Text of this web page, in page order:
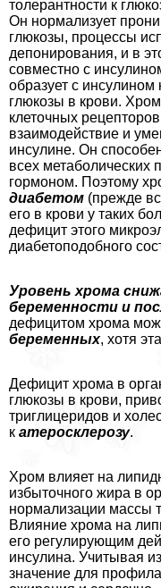
толерантности к
Он нормализует
глюкозы, процессы
депонирования, и в
совместно с
образует с
глюкозы в крови. Хром
клеточных
взаимодействие и
инсулине. Он
всех метаболических
гормоном. Поэтому
диабетом (прежде
его в крови у таких
дефицит этого
диабетоподобного
Уровень хрома
беременности и
дефицитом хрома
беременных, хотя
Дефицит хрома в
глюкозы в крови,
триглицеридов и
к атеросклерозу.
Хром влияет на
избыточного жира в
нормализации массы
Влияние хрома на
его регулирующим
инсулина. Учитывая
значение для